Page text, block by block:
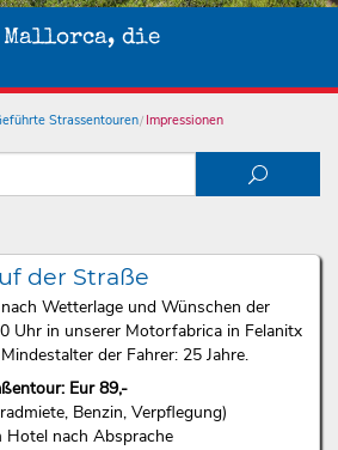
Mallorca, die
Strassentouren Impressionen
der Straße
Wetterlage und Wünschen der
Uhr in unserer Motorfabrica in Felanitx
der Fahrer: 25 Jahre.
Eur 89,-
Benzin, Verpflegung)
nach Absprache